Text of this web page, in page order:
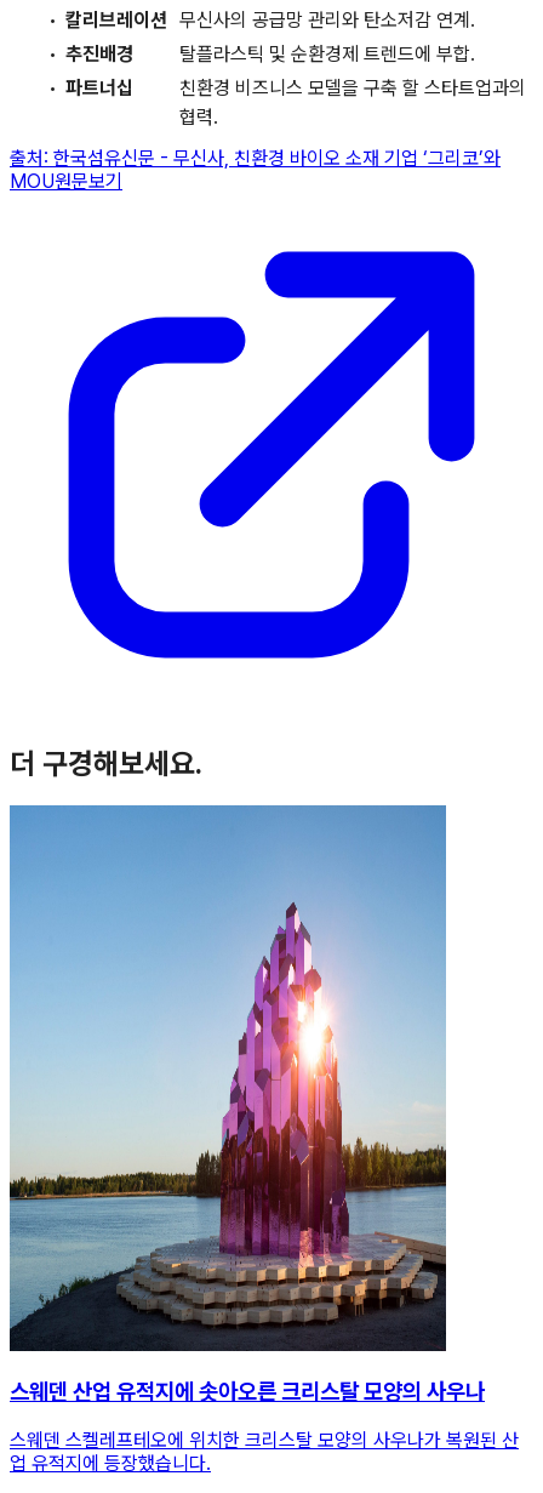
칼리브레이션 무신사의 공급망 관리와 탄소저감 연계.
추진배경
탈플라스틱 및 순환경제 트렌드에 부합.
파트너십
친환경 비즈니스 모델을 구축 할 스타트업과의
협력.
출처: 한국섬유신문 - 무신사, 친환경 바이오 소재 기업 ‘그리코’와
MOU원문보기
더 구경해보세요.
스웨덴 산업 유적지에 솟아오른 크리스탈 모양의 사우나
스웨덴 스켈레프테오에 위치한 크리스탈 모양의 사우나가 복원된 산
업 유적지에 등장했습니다.